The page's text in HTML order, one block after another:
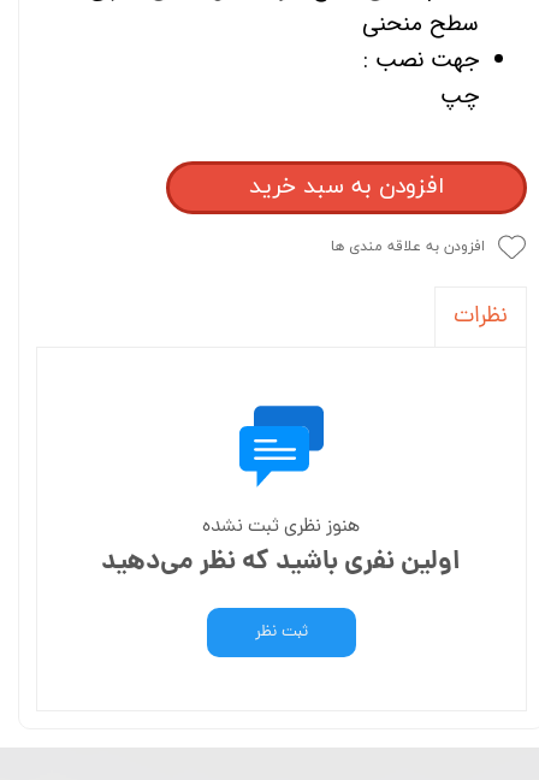
سطح منحنی
جهت نصب :
چپ
افزودن به سبد خرید
افزودن به علاقه مندی ها
نظرات
هنوز نظری ثبت نشده
اولین نفری باشید که نظر می‌دهید
ثبت نظر